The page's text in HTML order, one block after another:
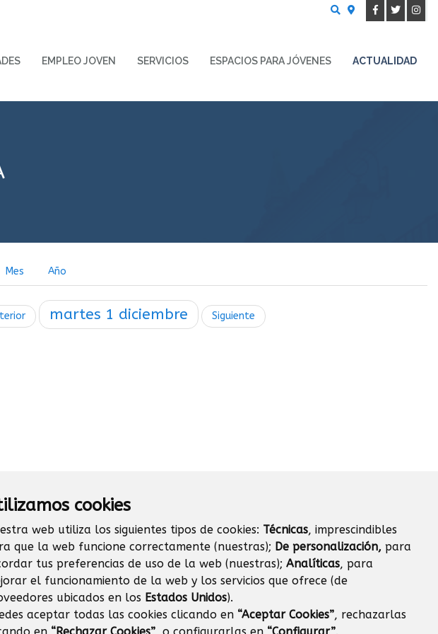
cookies
web utiliza los siguientes tipos de cookies: Técnicas, imprescindibles
que la web funcione correctamente (nuestras); De personalización, para
tus preferencias de uso de la web (nuestras); Analíticas, para
el funcionamiento de la web y los servicios que ofrece (de
ubicados en los Estados Unidos).
aceptar todas las cookies clicando en “Aceptar Cookies”, rechazarlas
EMPLEO JOVEN SERVICIOS ESPACIOS PARA JÓVENES ACTUALIDAD
Mes Año
martes 1 diciembre Siguiente